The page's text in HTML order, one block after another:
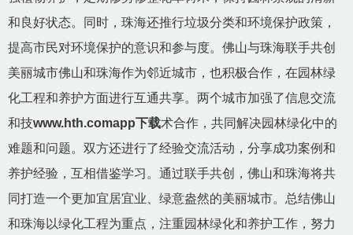
和良好状态。同时，珠海还推行垃圾分类和环境保护政策，
提高市民对环境保护的意识和参与度。佛山与珠海联手共创
美丽城市佛山和珠海作为邻近城市，也积极合作，在园林绿
化工程和养护方面进行互通共享。两个城市加强了信息交流
和技www.hth.comapp下载术合作，共同解决园林绿化中的
难题和问题。双方还进行了经验交流活动，分享成功案例和
养护经验，互相借鉴学习。通过联手共创，佛山和珠海将共
同打造一个更加宜居宜业、绿意盎然的美丽城市。总结佛山
和珠海以绿化工程为重点，注重园林绿化和养护工作，努力